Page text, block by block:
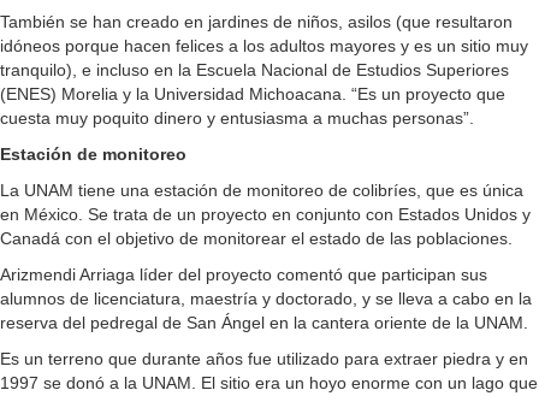
También se han creado en jardines de niños, asilos (que resultaron
idóneos porque hacen felices a los adultos mayores y es un sitio muy
tranquilo), e incluso en la Escuela Nacional de Estudios Superiores
(ENES) Morelia y la Universidad Michoacana. “Es un proyecto que
cuesta muy poquito dinero y entusiasma a muchas personas”.
Estación de monitoreo
La UNAM tiene una estación de monitoreo de colibríes, que es única
en México. Se trata de un proyecto en conjunto con Estados Unidos y
Canadá con el objetivo de monitorear el estado de las poblaciones.
Arizmendi Arriaga líder del proyecto comentó que participan sus
alumnos de licenciatura, maestría y doctorado, y se lleva a cabo en la
reserva del pedregal de San Ángel en la cantera oriente de la UNAM.
Es un terreno que durante años fue utilizado para extraer piedra y en
1997 se donó a la UNAM. El sitio era un hoyo enorme con un lago que